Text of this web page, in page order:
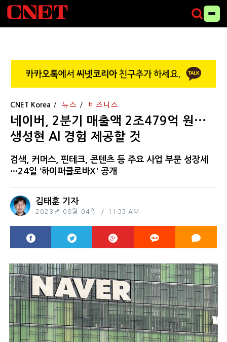
CNET Korea 뉴스 비즈니스
네이버, 2분기 매출액 2조479억 원···
생성현 AI 경험 제공할 것
검색, 커머스, 핀테크, 콘텐츠 등 주요 사업 부문 성장세
···24일 ‘하이퍼클로바X' 공개
김태훈 기자
2023년 08월 04일 11:33 AM